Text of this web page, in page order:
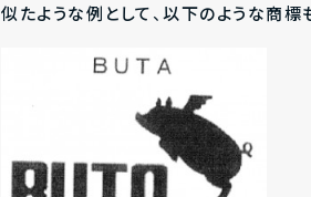
似たような例として、以下のような商標